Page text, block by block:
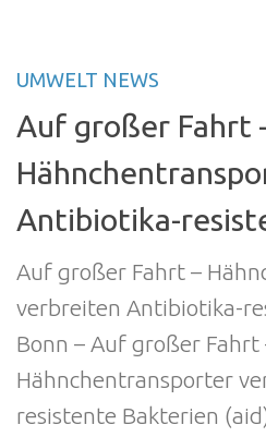
UMWELT NEWS
Auf großer Fahrt
Antibiotika-
Auf großer Fahrt –
verbreiten Antibiotika-
Bonn – Auf großer Fahrt
Hähnchentransporter
resistente Bakterien